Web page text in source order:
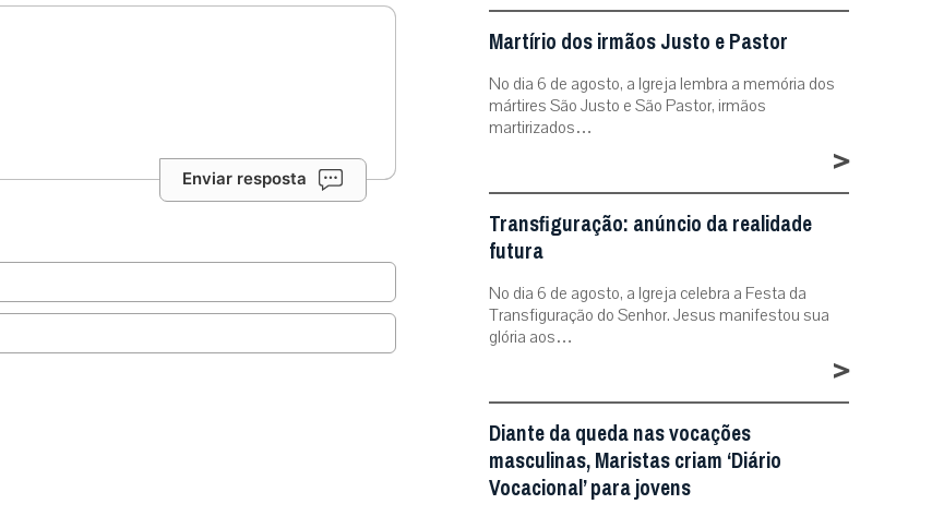
Enviar resposta
Martírio dos irmãos Justo e Pastor
No dia 6 de agosto, a Igreja lembra a memória dos
mártires São Justo e São Pastor, irmãos
martirizados…
>
Transfiguração: anúncio da realidade
futura
No dia 6 de agosto, a Igreja celebra a Festa da
Transfiguração do Senhor. Jesus manifestou sua
glória aos…
>
Diante da queda nas vocações
masculinas, Maristas criam ‘Diário
Vocacional’ para jovens